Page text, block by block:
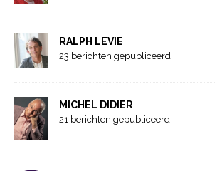
RALPH LEVIE
23 berichten gepubliceerd
MICHEL DIDIER
21 berichten gepubliceerd